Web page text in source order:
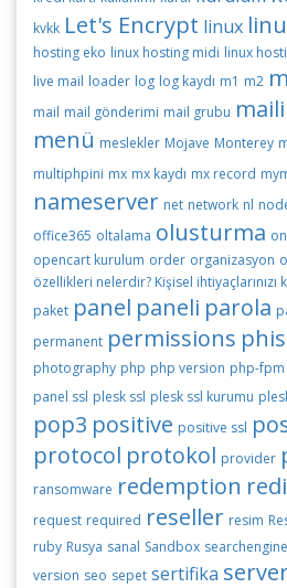
kvkk Let's Encrypt linux
hosting eko linux hosting midi linux
live mail loader log log kaydı m1 m2
mail mail gönderimi mail grubu
menü meslekler Mojave Monterey
multiphpini mx mx kaydı mx record
nameserver net network nl
office365 oltalama olusturma
opencart kurulum order organizasyon
özellikleri nelerdir? Kişisel ihtiyaçlarınızı
paket panel paneli parola
permanent permissions
photography php php version php-fpm
panel ssl plesk ssl plesk ssl kurumu
pop3 positive positive ssl
protocol protokol provider
ransomware redemption
request required reseller resim
ruby Rusya sanal Sandbox searchengine
version seo sepet sertifika